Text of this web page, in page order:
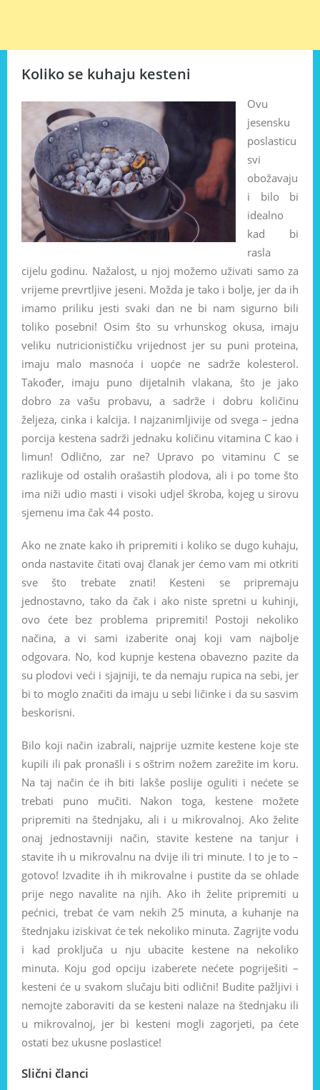
Koliko se kuhaju kesteni
Ovu
jesensku
poslasticu
svi
obožavaju
i bilo bi
idealno
kad bi
rasla
cijelu godinu. Nažalost, u njoj možemo uživati samo za
vrijeme prevrtljive jeseni. Možda je tako i bolje, jer da ih
imamo priliku jesti svaki dan ne bi nam sigurno bili
toliko posebni! Osim što su vrhunskog okusa, imaju
veliku nutricionističku vrijednost jer su puni proteina,
imaju malo masnoća i uopće ne sadrže kolesterol.
Također, imaju puno dijetalnih vlakana, što je jako
dobro za vašu probavu, a sadrže i dobru količinu
željeza, cinka i kalcija. I najzanimljivije od svega – jedna
porcija kestena sadrži jednaku količinu vitamina C kao i
limun! Odlično, zar ne? Upravo po vitaminu C se
razlikuje od ostalih orašastih plodova, ali i po tome što
ima niži udio masti i visoki udjel škroba, kojeg u sirovu
sjemenu ima čak 44 posto.
Ako ne znate kako ih pripremiti i koliko se dugo kuhaju,
onda nastavite čitati ovaj članak jer ćemo vam mi otkriti
sve što trebate znati! Kesteni se pripremaju
jednostavno, tako da čak i ako niste spretni u kuhinji,
ovo ćete bez problema pripremiti! Postoji nekoliko
načina, a vi sami izaberite onaj koji vam najbolje
odgovara. No, kod kupnje kestena obavezno pazite da
su plodovi veći i sjajniji, te da nemaju rupica na sebi, jer
bi to moglo značiti da imaju u sebi ličinke i da su sasvim
beskorisni.
Bilo koji način izabrali, najprije uzmite kestene koje ste
kupili ili pak pronašli i s oštrim nožem zarežite im koru.
Na taj način će ih biti lakše poslije oguliti i nećete se
trebati puno mučiti. Nakon toga, kestene možete
pripremiti na štednjaku, ali i u mikrovalnoj. Ako želite
onaj jednostavniji način, stavite kestene na tanjur i
stavite ih u mikrovalnu na dvije ili tri minute. I to je to –
gotovo! Izvadite ih ih mikrovalne i pustite da se ohlade
prije nego navalite na njih. Ako ih želite pripremiti u
pećnici, trebat će vam nekih 25 minuta, a kuhanje na
štednjaku iziskivat će tek nekoliko minuta. Zagrijte vodu
i kad proključa u nju ubacite kestene na nekoliko
minuta. Koju god opciju izaberete nećete pogriješiti –
kesteni će u svakom slučaju biti odlični! Budite pažljivi i
nemojte zaboraviti da se kesteni nalaze na štednjaku ili
u mikrovalnoj, jer bi kesteni mogli zagorjeti, pa ćete
ostati bez ukusne poslastice!
Slični članci